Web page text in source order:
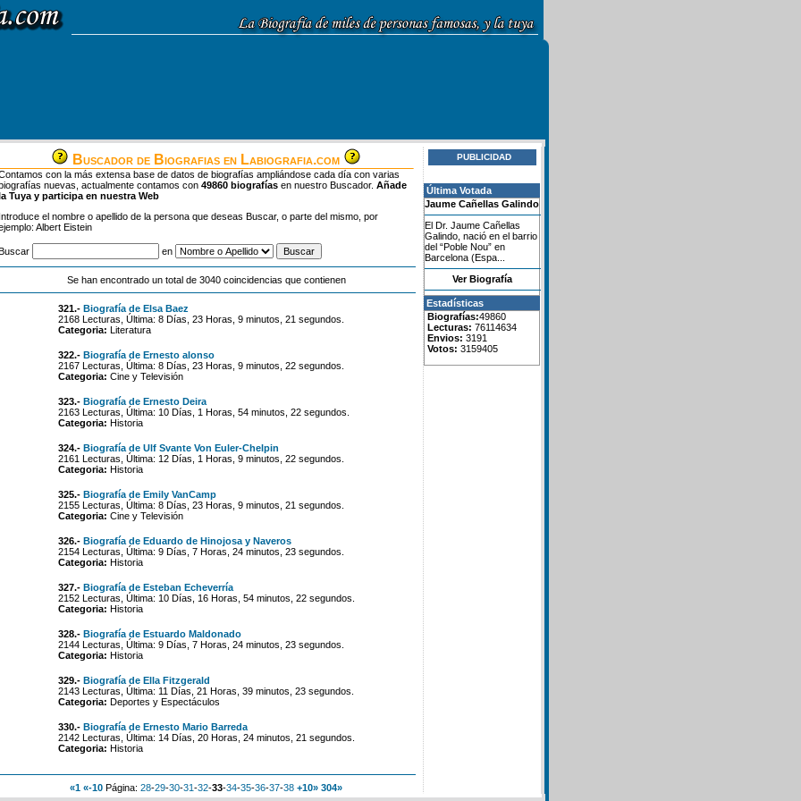
Buscador de Biografias en Labiografia.com
con la más extensa base de datos de biografías ampliándose cada día con varias
nuevas, actualmente contamos con 49860 biografías en nuestro Buscador. Añade
Tuya y participa en nuestra Web
Introduce el nombre o apellido de la persona que deseas Buscar, o parte del mismo, por
Albert Eistein
en
Se han encontrado un total de 3040 coincidencias que contienen
321.- Biografía de Elsa Baez
2168 Lecturas, Última: 8 Días, 23 Horas, 9 minutos, 21 segundos.
Categoria: Literatura
322.- Biografía de Ernesto alonso
2167 Lecturas, Última: 8 Días, 23 Horas, 9 minutos, 22 segundos.
Categoria: Cine y Televisión
323.- Biografía de Ernesto Deira
2163 Lecturas, Última: 10 Días, 1 Horas, 54 minutos, 22 segundos.
Categoria: Historia
324.- Biografía de Ulf Svante Von Euler-Chelpin
2161 Lecturas, Última: 12 Días, 1 Horas, 9 minutos, 22 segundos.
Categoria: Historia
325.- Biografía de Emily VanCamp
2155 Lecturas, Última: 8 Días, 23 Horas, 9 minutos, 21 segundos.
Categoria: Cine y Televisión
326.- Biografía de Eduardo de Hinojosa y Naveros
2154 Lecturas, Última: 9 Días, 7 Horas, 24 minutos, 23 segundos.
Categoria: Historia
327.- Biografía de Esteban Echeverría
2152 Lecturas, Última: 10 Días, 16 Horas, 54 minutos, 22 segundos.
Categoria: Historia
328.- Biografía de Estuardo Maldonado
2144 Lecturas, Última: 9 Días, 7 Horas, 24 minutos, 23 segundos.
Categoria: Historia
329.- Biografía de Ella Fitzgerald
2143 Lecturas, Última: 11 Días, 21 Horas, 39 minutos, 23 segundos.
Categoria: Deportes y Espectáculos
330.- Biografía de Ernesto Mario Barreda
2142 Lecturas, Última: 14 Días, 20 Horas, 24 minutos, 21 segundos.
Categoria: Historia
«1 «-10 Página: 28-29-30-31-32-33-34-35-36-37-38 +10» 304»
PUBLICIDAD
Última Votada
Jaume Cañellas Galindo
El Dr. Jaume Cañellas
Galindo, nació en el barrio
del “Poble Nou” en
Barcelona (Espa...
Ver Biografía
Estadísticas
Biografías:49860
Lecturas: 76114634
Envios: 3191
Votos: 3159405